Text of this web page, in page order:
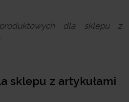
dla sklepu z
sklepu z artykułami